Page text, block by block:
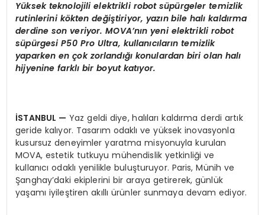
Yüksek teknolojili elektrikli robot süpürgeler temizlik
rutinlerini kökten değiştiriyor, yazın bile halıkaldırma
derdine son veriyor. MOVA’nın yeni elektrikli robot
süpürgesi P50 Pro Ultra, kullanıcıların temizlik
yaparken ençok zorlandığı konulardan biri olan halı
hijyenine farklı bir boyut katıyor.
İSTANBUL — Yaz geldi diye, halıları kaldırma derdi artık
geride kalıyor. Tasarım odaklı ve yüksek inovasyonla
kusursuz deneyimler yaratma misyonuyla kurulan
MOVA, estetik tutkuyu mühendislik yetkinliği ve
kullanıcı odaklı yenilikle buluşturuyor. Paris, Münih ve
Şanghay’daki ekiplerini bir araya getirerek, günlük
yaşamı iyileştiren akıllı ürünler sunmaya devam ediyor.